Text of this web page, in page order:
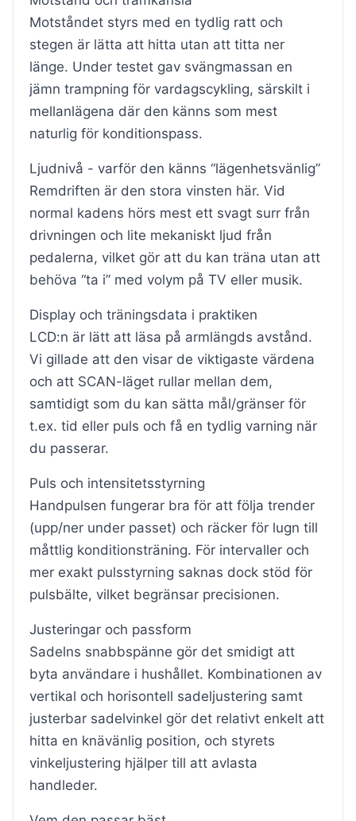
Motståndet styrs med en tydlig ratt och
stegen är lätta att hitta utan att titta ner
länge. Under testet gav svängmassan en
jämn trampning för vardagscykling, särskilt i
mellanlägena där den känns som mest
naturlig för konditionspass.
Ljudnivå - varför den känns “lägenhetsvänlig”
Remdriften är den stora vinsten här. Vid
normal kadens hörs mest ett svagt surr från
drivningen och lite mekaniskt ljud från
pedalerna, vilket gör att du kan träna utan att
behöva “ta i” med volym på TV eller musik.
Display och träningsdata i praktiken
LCD:n är lätt att läsa på armlängds avstånd.
Vi gillade att den visar de viktigaste värdena
och att SCAN-läget rullar mellan dem,
samtidigt som du kan sätta mål/gränser för
t.ex. tid eller puls och få en tydlig varning när
du passerar.
Puls och intensitetsstyrning
Handpulsen fungerar bra för att följa trender
(upp/ner under passet) och räcker för lugn till
måttlig konditionsträning. För intervaller och
mer exakt pulsstyrning saknas dock stöd för
pulsbälte, vilket begränsar precisionen.
Justeringar och passform
Sadelns snabbspänne gör det smidigt att
byta användare i hushållet. Kombinationen av
vertikal och horisontell sadeljustering samt
justerbar sadelvinkel gör det relativt enkelt att
hitta en knävänlig position, och styrets
vinkeljustering hjälper till att avlasta
handleder.